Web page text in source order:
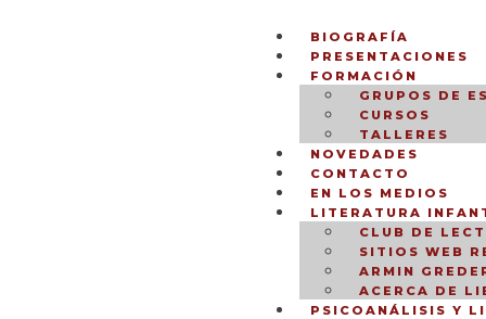
BIOGRAFÍA
PRESENTACIONES
FORMACIÓN
GRUPOS DE
CURSOS
TALLERES
NOVEDADES
CONTACTO
EN LOS MEDIOS
LITERATURA
CLUB DE
SITIOS WEB
ARMIN
ACERCA DE
PSICOANÁLISIS Y